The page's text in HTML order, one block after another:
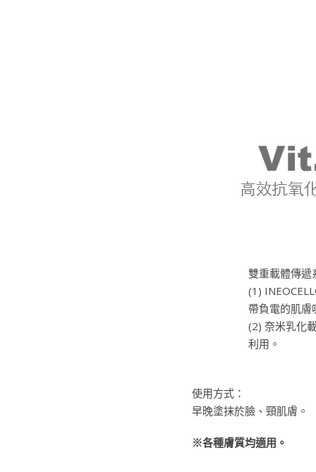
雙重載體傳遞
(1)
帶負電的肌膚
(2) 奈米乳化
利用。
使用方式：
早晚塗抹於臉、頸肌膚。
※各種膚質均適用。